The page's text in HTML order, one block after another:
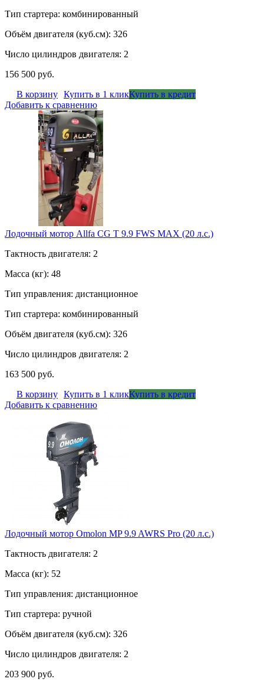
Тип стартера: комбинированный
Объём двигателя (куб.см): 326
Число цилиндров двигателя: 2
156 500 руб.
В корзину Купить в 1 кликКупить в кредит
Добавить к сравнению
Лодочный мотор Allfa CG T 9.9 FWS MAX (20 л.с.)
Тактность двигателя: 2
Масса (кг): 48
Тип управления: дистанционное
Тип стартера: комбинированный
Объём двигателя (куб.см): 326
Число цилиндров двигателя: 2
163 500 руб.
В корзину Купить в 1 кликКупить в кредит
Добавить к сравнению
Лодочный мотор Omolon MP 9.9 AWRS Pro (20 л.с.)
Тактность двигателя: 2
Масса (кг): 52
Тип управления: дистанционное
Тип стартера: ручной
Объём двигателя (куб.см): 326
Число цилиндров двигателя: 2
203 900 руб.